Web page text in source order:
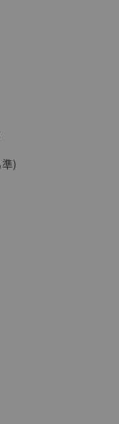
蒐藏人偶 讓
)